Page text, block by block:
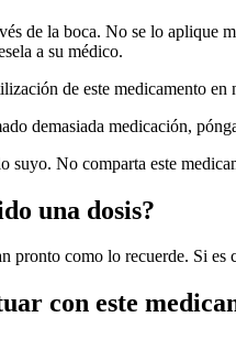
de la boca. No se lo aplique
a su médico.
de este medicamento en
demasiada medicación,
suyo. No comparta este
una dosis?
pronto como lo recuerde. Si es
con este